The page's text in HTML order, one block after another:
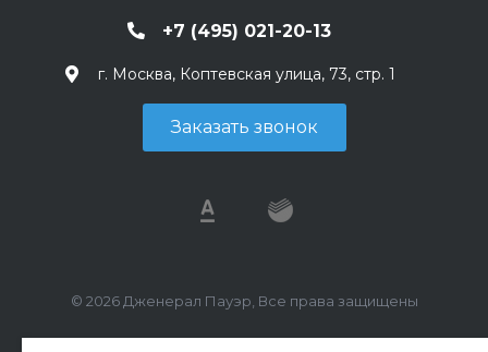
+7 (495) 021-20-13
г. Москва, Коптевская улица, 73, стр. 1
Заказать звонок
© 2026 Дженерал Пауэр, Все права защищены